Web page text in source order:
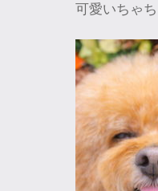
可愛いちゃ